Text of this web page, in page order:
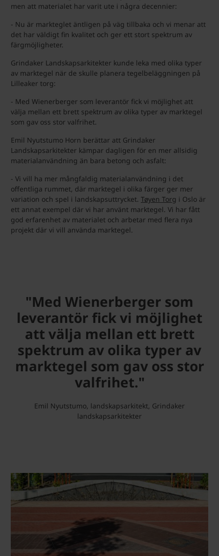
men att materialet har varit ute i några decennier:
- Nu är markteglet äntligen på väg tillbaka och vi menar att
det har väldigt fin kvalitet och ger ett stort spektrum av
färgmöjligheter.
Grindaker Landskapsarkitekter kunde leka med olika typer
av marktegel när de skulle planera tegelbeläggningen på
Lilleaker torg:
- Med Wienerberger som leverantör fick vi möjlighet att
välja mellan ett brett spektrum av olika typer av marktegel
som gav oss stor valfrihet.
Emil Nyutstumo Horn berättar att Grindaker
Landskapsarkitekter kämpar dagligen för en mer allsidig
materialanvändning än bara betong och asfalt:
- Vi vill ha mer mångfaldig materialanvändning i det
offentliga rummet, där marktegel i olika färger ger mer
variation och spel i landskapsuttrycket. Tøyen Torg i Oslo är
ett annat exempel där vi har använt marktegel. Vi har fått
god erfarenhet av materialet och arbetar med flera nya
projekt där vi vill använda marktegel.
"Med Wienerberger som
leverantör fick vi möjlighet
att välja mellan ett brett
spektrum av olika typer av
marktegel som gav oss stor
valfrihet."
Emil Nyutstumo, landskapsarkitekt, Grindaker
landskapsarkitekter